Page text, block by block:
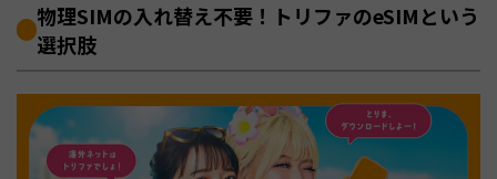
物理SIMの入れ替え不要！トリファのeSIMという
選択肢